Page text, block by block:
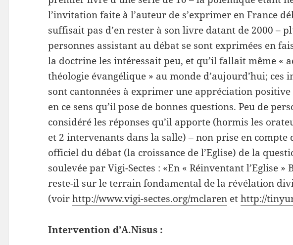
l’invitation faite à l’auteur de s’exprimer en France
suffisait pas d’en rester à son livre datant de 2000 –
personnes assistant au débat se sont exprimées en
la doctrine les intéressait peu, et qu’il fallait même «
théologie évangélique » au monde d’aujourd’hui; ces
sont cantonnées à exprimer une appréciation positive
en ce sens qu’il pose de bonnes questions. Peu de
considéré les réponses qu’il apporte (hormis les
et 2 intervenants dans la salle) – non prise en compte
officiel du débat (la croissance de l’Eglise) de la
soulevée par Vigi-Sectes : «En « Réinventant l’Eglise
reste-il sur le terrain fondamental de la révélation
(voirhttp://www.vigi-sectes.org/mclaren ethttp://
Intervention d’A.Nisus :